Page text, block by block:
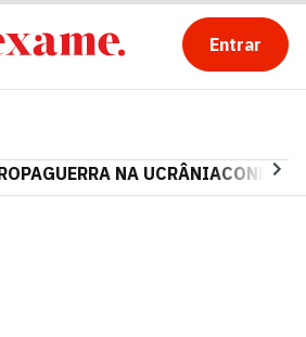
Entrar
GUERRA NA UCRÂNIA